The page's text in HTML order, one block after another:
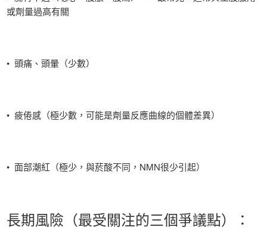
或劑量過高有關
• 頭痛、頭暈（少數）
• 疲倦感（極少數，可能是劑量反應曲線的個體差異）
• 面部潮紅（極少，與菸酸不同，NMN很少引起）
長期風險（最受關注的三個爭議點）：